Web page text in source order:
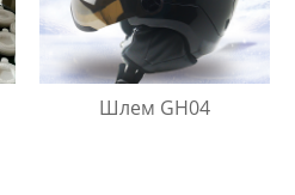
Шлем GH04